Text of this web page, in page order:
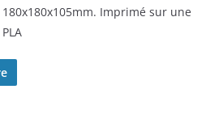
Imprimé sur une